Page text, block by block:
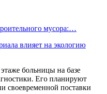
мусора:…
влияет на экологию
больницы на базе
Его планируют
своевременной поставки